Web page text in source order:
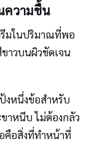
ความชื้น
มในปริมาณที่พอ
าวบนผิวชัดเจน
งหนึ่งข้อสำหรับ
าหนีบ ไม่ต้องกลัว
คือสิ่งที่ทำหน้าที่